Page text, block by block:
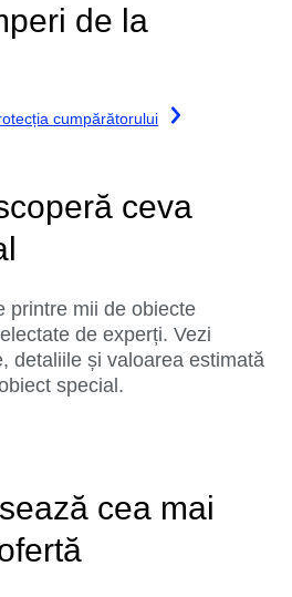
de la
cumpărătorului
ceva
printre mii de obiecte
de experți. Vezi
detaliile și valoarea estimată
special.
cea mai